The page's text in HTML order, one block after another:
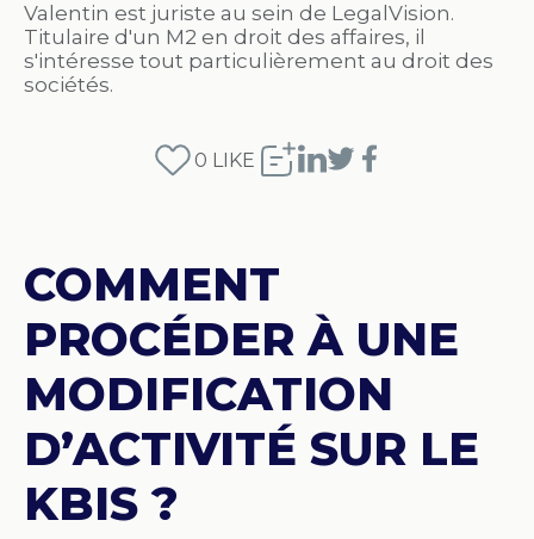
Valentin est juriste au sein de LegalVision.
Titulaire d'un M2 en droit des affaires, il
s'intéresse tout particulièrement au droit des
sociétés.
0 LIKE
COMMENT
PROCÉDER À UNE
MODIFICATION
D’ACTIVITÉ SUR LE
KBIS ?